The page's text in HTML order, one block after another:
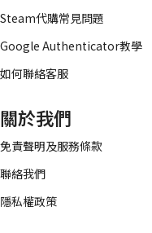
Steam代購常見問題
Google Authenticator教學
如何聯絡客服
關於我們
免責聲明及服務條款
聯絡我們
隱私權政策